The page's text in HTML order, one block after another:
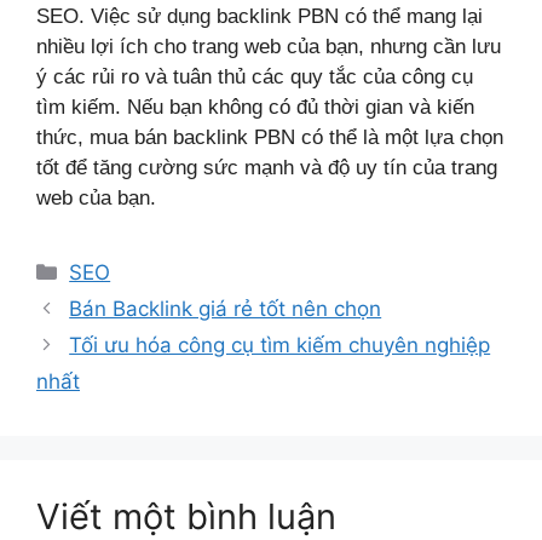
SEO. Việc sử dụng backlink PBN có thể mang lại
nhiều lợi ích cho trang web của bạn, nhưng cần lưu
ý các rủi ro và tuân thủ các quy tắc của công cụ
tìm kiếm. Nếu bạn không có đủ thời gian và kiến
thức, mua bán backlink PBN có thể là một lựa chọn
tốt để tăng cường sức mạnh và độ uy tín của trang
web của bạn.
Danh
mục
SEO
Bán Backlink giá rẻ tốt nên chọn
Tối ưu hóa công cụ tìm kiếm chuyên nghiệp
nhất
Viết một bình luận